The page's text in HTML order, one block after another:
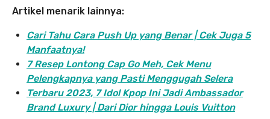
Artikel menarik lainnya:
Cari Tahu Cara Push Up yang Benar | Cek Juga 5
Manfaatnya!
7 Resep Lontong Cap Go Meh, Cek Menu
Pelengkapnya yang Pasti Menggugah Selera
Terbaru 2023, 7 Idol Kpop Ini Jadi Ambassador
Brand Luxury | Dari Dior hingga Louis Vuitton